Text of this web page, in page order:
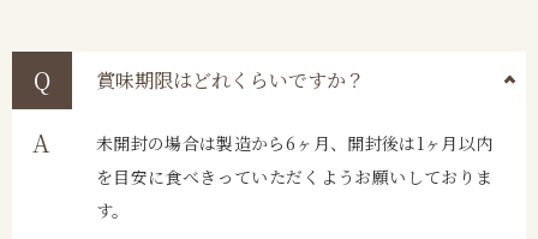
賞味期限はどれくらいですか？
未開封の場合は製造から6ヶ月、開封後は1ヶ月以内
を目安に食べきっていただくようお願いしておりま
す。